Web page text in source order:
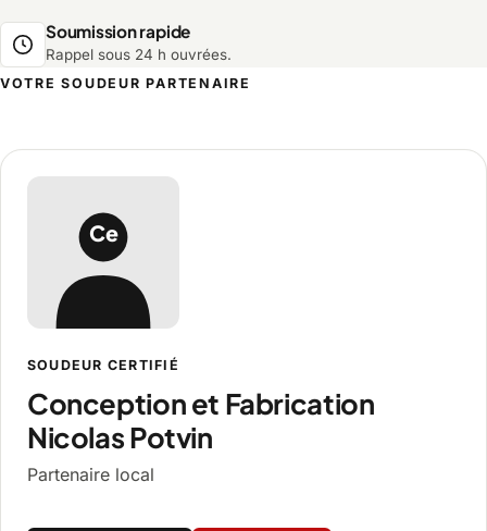
Soumission rapide
Rappel sous 24 h ouvrées.
VOTRE SOUDEUR PARTENAIRE
Ce
SOUDEUR CERTIFIÉ
Conception et Fabrication
Nicolas Potvin
Partenaire local